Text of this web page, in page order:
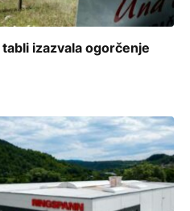
izazvala ogorčenje